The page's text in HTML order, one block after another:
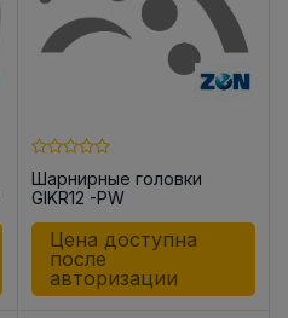
Шарнирные головки
GIKR12 -PW
Цена доступна
после
авторизации